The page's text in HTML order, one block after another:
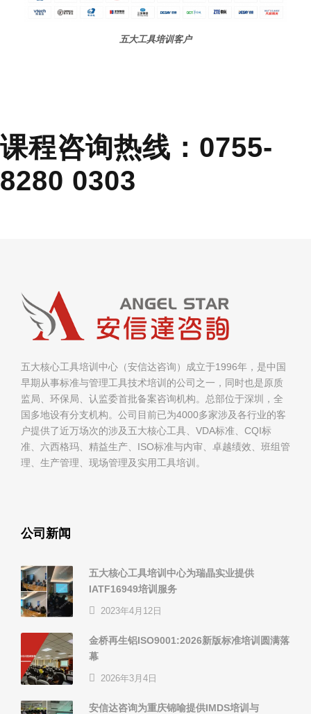
五大工具培训客户
课程咨询热线：0755-
8280 0303
五大核心工具培训中心（安信达咨询）成立于1996年，是中国
早期从事标准与管理工具技术培训的公司之一，同时也是原质
监局、环保局、认监委首批备案咨询机构。总部位于深圳，全
国多地设有分支机构。公司目前已为4000多家涉及各行业的客
户提供了近万场次的涉及五大核心工具、VDA标准、CQI标
准、六西格玛、精益生产、ISO标准与内审、卓越绩效、班组管
理、生产管理、现场管理及实用工具培训。
公司新闻
五大核心工具培训中心为瑞晶实业提供
IATF16949培训服务
2023年4月12日
金桥再生铝ISO9001:2026新版标准培训圆满落
幕
2026年3月4日
安信达咨询为重庆锦喻提供IMDS培训与